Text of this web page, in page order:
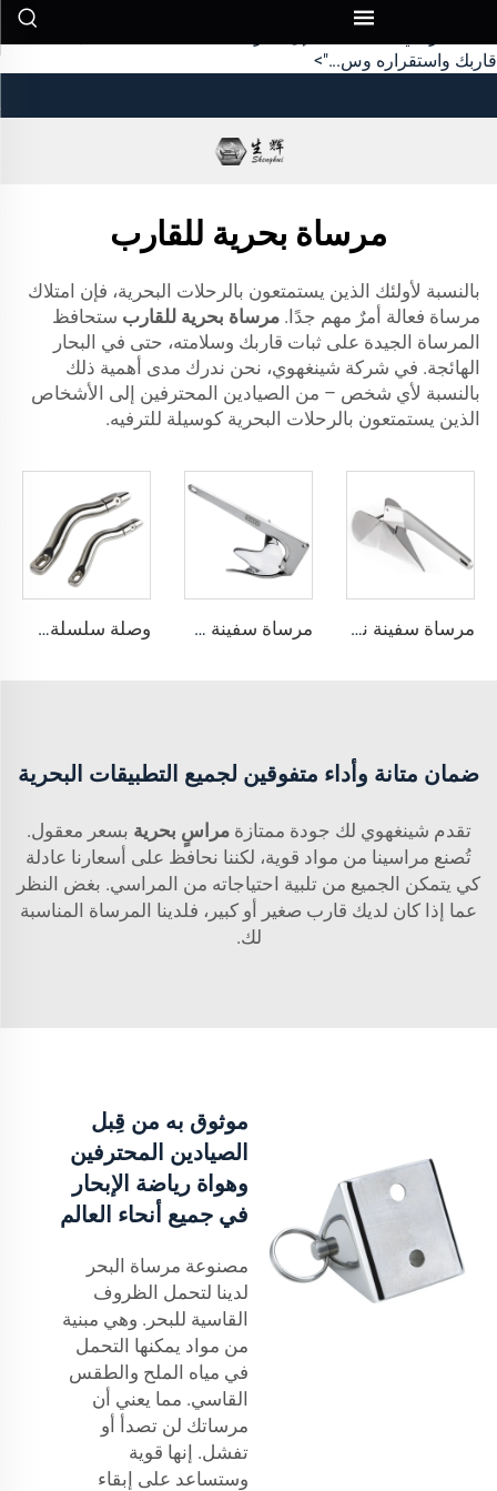
مرساة بحرية للقوارب
قاربك واستقراره وس...">
مرساة بحرية للقارب
بالنسبة لأولئك الذين يستمتعون بالرحلات البحرية، فإن امتلاك
مرساة فعالة أمرٌ مهم جدًا. مرساة بحرية للقارب ستحافظ
المرساة الجيدة على ثبات قاربك وسلامته، حتى في البحار
الهائجة. في شركة شينغهوي، نحن ندرك مدى أهمية ذلك
بالنسبة لأي شخص – من الصيادين المحترفين إلى الأشخاص
الذين يستمتعون بالرحلات البحرية كوسيلة للترفيه.
مرساة سفينة نمط Delta رسو من الفولاذ المقاوم للصدأ من الدرجة البحرية 316 مرساة سفينة من الفولاذ المقاوم للصدأ من الدرجة البحرية 316 بنمط كlaw بروس وصلة سلسلة描瞄 طويلة من الفولاذ المقاوم للصدأ 316 لقوارب
ضمان متانة وأداء متفوقين لجميع التطبيقات البحرية
تقدم شينغهوي لك جودة ممتازةمراسٍ بحرية بسعر معقول.
تُصنع مراسينا من مواد قوية، لكننا نحافظ على أسعارنا عادلة
كي يتمكن الجميع من تلبية احتياجاته من المراسي. بغض النظر
عما إذا كان لديك قارب صغير أو كبير، فلدينا المرساة المناسبة
لك.
موثوق به من قِبل
الصيادين المحترفين
وهواة رياضة الإبحار
في جميع أنحاء العالم
مصنوعة مرساة البحر
لدينا لتحمل الظروف
القاسية للبحر. وهي مبنية
من مواد يمكنها التحمل
في مياه الملح والطقس
القاسي. مما يعني أن
مرساتك لن تصدأ أو
تفشل. إنها قوية
وستساعد على إبقاء